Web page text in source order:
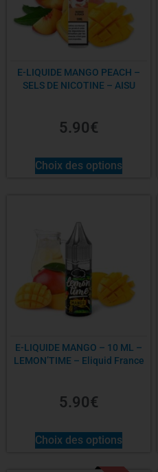
E-LIQUIDE MANGO PEACH –
SELS DE NICOTINE – AISU
5.90€
Choix des options
E-LIQUIDE MANGO – 10 ML –
LEMON’TIME – Eliquid France
5.90€
Choix des options